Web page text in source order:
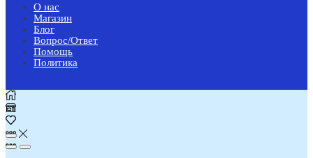
О нас
Магазин
Блог
Вопрос/Ответ
Помощь
Политика